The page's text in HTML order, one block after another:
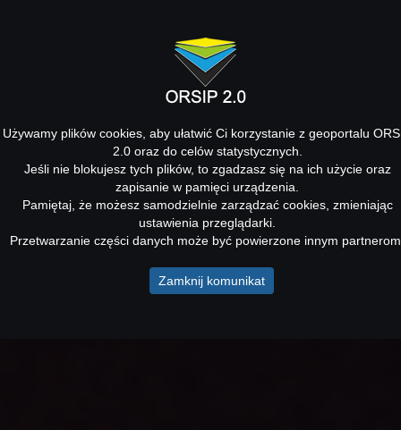
Używamy plików cookies, aby ułatwić Ci korzystanie z geoportalu
2.0 oraz do celów statystycznych.
Jeśli nie blokujesz tych plików, to zgadzasz się na ich użycie oraz
zapisanie w pamięci urządzenia.
Pamiętaj, że możesz samodzielnie zarządzać cookies, zmieniając
ustawienia przeglądarki.
Przetwarzanie części danych może być powierzone innym
Zamknij komunikat